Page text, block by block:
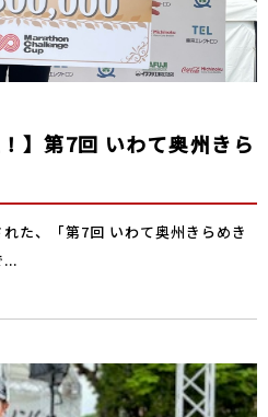
】第7回 いわて奥州きら
た、「第7回 いわて奥州きらめき
...